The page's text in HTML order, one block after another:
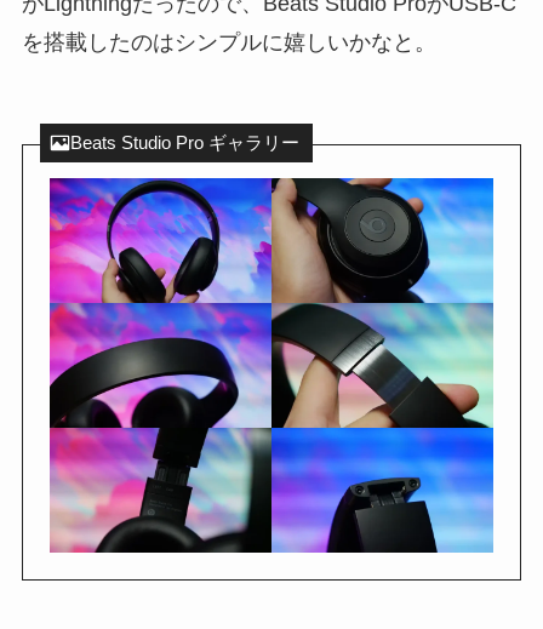
を搭載したのはシンプルに嬉しいかなと。
Beats Studio Pro ギャラリー